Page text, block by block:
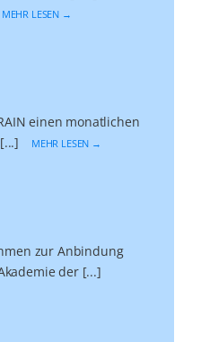
MEHR LESEN →
einen monatlichen
MEHR LESEN →
zur Anbindung
der [...]